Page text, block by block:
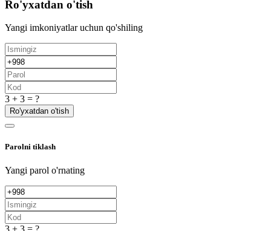
Ro'yxatdan o'tish
Yangi imkoniyatlar uchun qo'shiling
3 + 3 = ?
Ro'yxatdan o'tish
Parolni tiklash
Yangi parol o'rnating
3 + 3 = ?